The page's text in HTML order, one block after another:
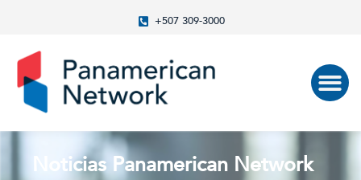
+507 309-3000
Noticias Panamerican Network